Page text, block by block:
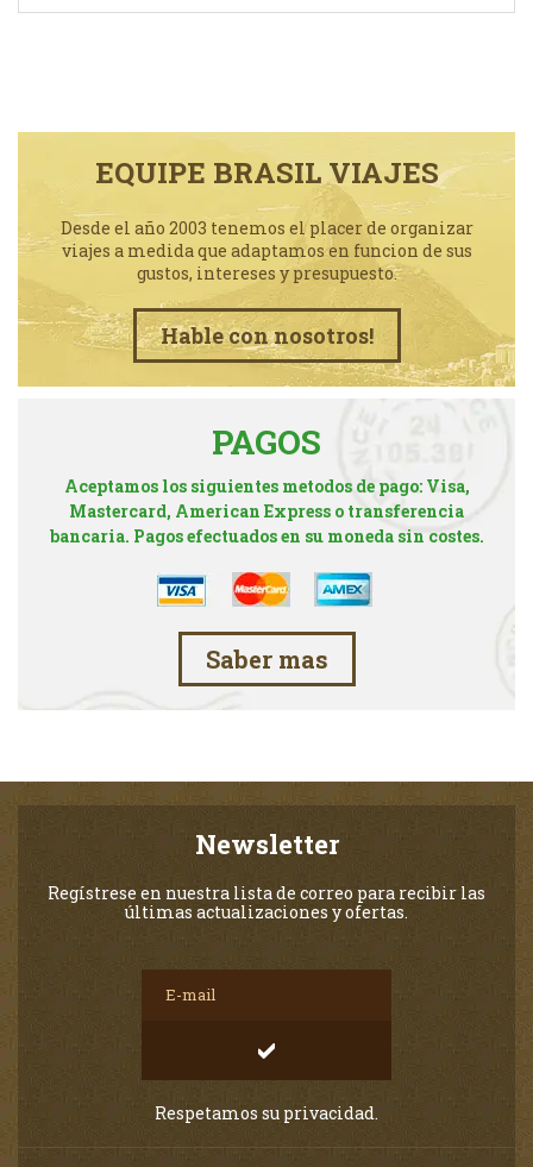
EQUIPE BRASIL VIAJES
Desde el año 2003 tenemos el placer de organizar
viajes a medida que adaptamos en funcion de sus
gustos, intereses y presupuesto.
Hable con nosotros!
PAGOS
Aceptamos los siguientes metodos de pago: Visa,
Mastercard, American Express o transferencia
bancaria. Pagos efectuados en su moneda sin costes.
Saber mas
Newsletter
Regístrese en nuestra lista de correo para recibir las
últimas actualizaciones y ofertas.
Respetamos su privacidad.